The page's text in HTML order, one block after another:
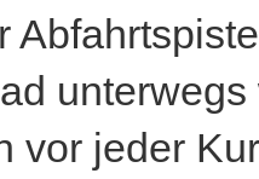
vor jeder